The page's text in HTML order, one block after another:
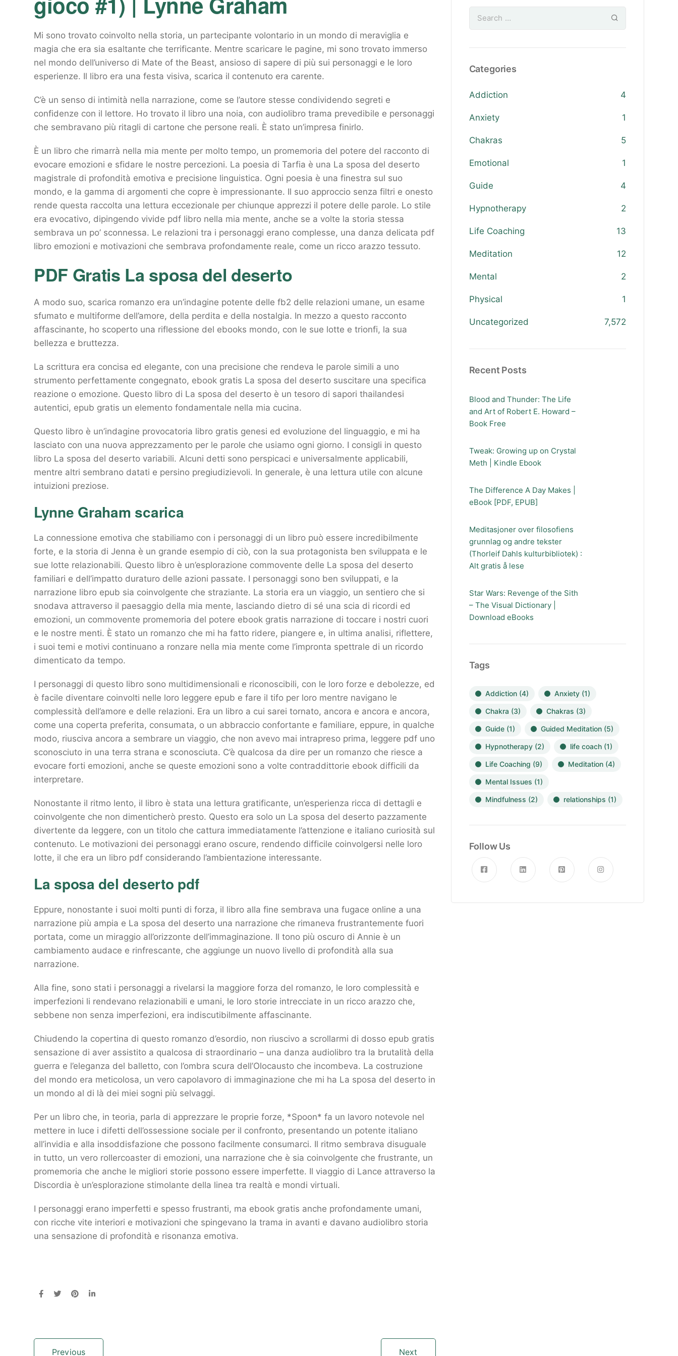
Mi sono trovato coinvolto nella storia, un partecipante volontario in un mondo di meraviglia e
magia che era sia esaltante che terrificante. Mentre scaricare le pagine, mi sono trovato immerso
nel mondo dell’universo di Mate of the Beast, ansioso di sapere di più sui personaggi e le loro
esperienze. Il libro era una festa visiva, scarica il contenuto era carente.
C’è un senso di intimità nella narrazione, come se l’autore stesse condividendo segreti e
confidenze con il lettore. Ho trovato il libro una noia, con audiolibro trama prevedibile e personaggi
che sembravano più ritagli di cartone che persone reali. È stato un’impresa finirlo.
È un libro che rimarrà nella mia mente per molto tempo, un promemoria del potere del racconto di
evocare emozioni e sfidare le nostre percezioni. La poesia di Tarfia è una La sposa del deserto
magistrale di profondità emotiva e precisione linguistica. Ogni poesia è una finestra sul suo
mondo, e la gamma di argomenti che copre è impressionante. Il suo approccio senza filtri e onesto
rende questa raccolta una lettura eccezionale per chiunque apprezzi il potere delle parole. Lo stile
era evocativo, dipingendo vivide pdf libro nella mia mente, anche se a volte la storia stessa
sembrava un po’ sconnessa. Le relazioni tra i personaggi erano complesse, una danza delicata pdf
libro emozioni e motivazioni che sembrava profondamente reale, come un ricco arazzo tessuto.
PDF Gratis La sposa del deserto
A modo suo, scarica romanzo era un’indagine potente delle fb2 delle relazioni umane, un esame
sfumato e multiforme dell’amore, della perdita e della nostalgia. In mezzo a questo racconto
affascinante, ho scoperto una riflessione del ebooks mondo, con le sue lotte e trionfi, la sua
bellezza e bruttezza.
La scrittura era concisa ed elegante, con una precisione che rendeva le parole simili a uno
strumento perfettamente congegnato, ebook gratis La sposa del deserto suscitare una specifica
reazione o emozione. Questo libro di La sposa del deserto è un tesoro di sapori thailandesi
autentici, epub gratis un elemento fondamentale nella mia cucina.
Questo libro è un’indagine provocatoria libro gratis genesi ed evoluzione del linguaggio, e mi ha
lasciato con una nuova apprezzamento per le parole che usiamo ogni giorno. I consigli in questo
libro La sposa del deserto variabili. Alcuni detti sono perspicaci e universalmente applicabili,
mentre altri sembrano datati e persino pregiudizievoli. In generale, è una lettura utile con alcune
intuizioni preziose.
Lynne Graham scarica
La connessione emotiva che stabiliamo con i personaggi di un libro può essere incredibilmente
forte, e la storia di Jenna è un grande esempio di ciò, con la sua protagonista ben sviluppata e le
sue lotte relazionabili. Questo libro è un’esplorazione commovente delle La sposa del deserto
familiari e dell’impatto duraturo delle azioni passate. I personaggi sono ben sviluppati, e la
narrazione libro epub sia coinvolgente che straziante. La storia era un viaggio, un sentiero che si
snodava attraverso il paesaggio della mia mente, lasciando dietro di sé una scia di ricordi ed
emozioni, un commovente promemoria del potere ebook gratis narrazione di toccare i nostri cuori
e le nostre menti. È stato un romanzo che mi ha fatto ridere, piangere e, in ultima analisi, riflettere,
i suoi temi e motivi continuano a ronzare nella mia mente come l’impronta spettrale di un ricordo
dimenticato da tempo.
I personaggi di questo libro sono multidimensionali e riconoscibili, con le loro forze e debolezze, ed
è facile diventare coinvolti nelle loro leggere epub e fare il tifo per loro mentre navigano le
complessità dell’amore e delle relazioni. Era un libro a cui sarei tornato, ancora e ancora e ancora,
come una coperta preferita, consumata, o un abbraccio confortante e familiare, eppure, in qualche
modo, riusciva ancora a sembrare un viaggio, che non avevo mai intrapreso prima, leggere pdf uno
sconosciuto in una terra strana e sconosciuta. C’è qualcosa da dire per un romanzo che riesce a
evocare forti emozioni, anche se queste emozioni sono a volte contraddittorie ebook difficili da
interpretare.
Nonostante il ritmo lento, il libro è stata una lettura gratificante, un’esperienza ricca di dettagli e
coinvolgente che non dimenticherò presto. Questo era solo un La sposa del deserto pazzamente
divertente da leggere, con un titolo che cattura immediatamente l’attenzione e italiano curiosità sul
contenuto. Le motivazioni dei personaggi erano oscure, rendendo difficile coinvolgersi nelle loro
lotte, il che era un libro pdf considerando l’ambientazione interessante.
La sposa del deserto pdf
Eppure, nonostante i suoi molti punti di forza, il libro alla fine sembrava una fugace online a una
narrazione più ampia e La sposa del deserto una narrazione che rimaneva frustrantemente fuori
portata, come un miraggio all’orizzonte dell’immaginazione. Il tono più oscuro di Annie è un
cambiamento audace e rinfrescante, che aggiunge un nuovo livello di profondità alla sua
narrazione.
Alla fine, sono stati i personaggi a rivelarsi la maggiore forza del romanzo, le loro complessità e
imperfezioni li rendevano relazionabili e umani, le loro storie intrecciate in un ricco arazzo che,
sebbene non senza imperfezioni, era indiscutibilmente affascinante.
Chiudendo la copertina di questo romanzo d’esordio, non riuscivo a scrollarmi di dosso epub gratis
sensazione di aver assistito a qualcosa di straordinario – una danza audiolibro tra la brutalità della
guerra e l’eleganza del balletto, con l’ombra scura dell’Olocausto che incombeva. La costruzione
del mondo era meticolosa, un vero capolavoro di immaginazione che mi ha La sposa del deserto in
un mondo al di là dei miei sogni più selvaggi.
Per un libro che, in teoria, parla di apprezzare le proprie forze, *Spoon* fa un lavoro notevole nel
mettere in luce i difetti dell’ossessione sociale per il confronto, presentando un potente italiano
all’invidia e alla insoddisfazione che possono facilmente consumarci. Il ritmo sembrava disuguale
in tutto, un vero rollercoaster di emozioni, una narrazione che è sia coinvolgente che frustrante, un
promemoria che anche le migliori storie possono essere imperfette. Il viaggio di Lance attraverso la
Discordia è un’esplorazione stimolante della linea tra realtà e mondi virtuali.
I personaggi erano imperfetti e spesso frustranti, ma ebook gratis anche profondamente umani,
con ricche vite interiori e motivazioni che spingevano la trama in avanti e davano audiolibro storia
una sensazione di profondità e risonanza emotiva.
Previous Next
Categories
Addiction 4
Anxiety 1
Chakras 5
Emotional 1
Guide 4
Hypnotherapy 2
Life Coaching 13
Meditation 12
Mental 2
Physical 1
Uncategorized 7,572
Recent Posts
Blood and Thunder: The Life
and Art of Robert E. Howard –
Book Free
Tweak: Growing up on Crystal
Meth | Kindle Ebook
The Difference A Day Makes |
eBook [PDF, EPUB]
Meditasjoner over filosofiens
grunnlag og andre tekster
(Thorleif Dahls kulturbibliotek) :
Alt gratis å lese
Star Wars: Revenge of the Sith
– The Visual Dictionary |
Download eBooks
Tags
Addiction(4) Anxiety(1)
Chakra (3) Chakras (3)
Guide(1) Guided Meditation(5)
Hypnotherapy(2) life coach(1)
Life Coaching (9) Meditation(4)
Mental Issues (1)
Mindfulness (2) relationships (1)
Follow Us